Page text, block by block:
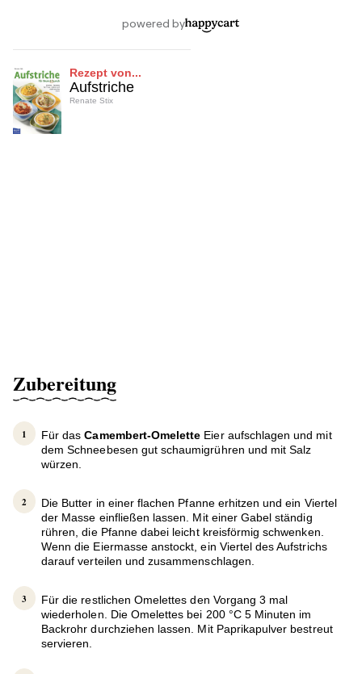
Rezept von...
Aufstriche
Renate Stix
Zubereitung
Für das Camembert-Omelette Eier aufschlagen und mit
dem Schneebesen gut schaumigrühren und mit Salz
würzen.
Die Butter in einer flachen Pfanne erhitzen und ein Viertel
der Masse einfließen lassen. Mit einer Gabel ständig
rühren, die Pfanne dabei leicht kreisförmig schwenken.
Wenn die Eiermasse anstockt, ein Viertel des Aufstrichs
darauf verteilen und zusammenschlagen.
Für die restlichen Omelettes den Vorgang 3 mal
wiederholen. Die Omelettes bei 200 °C 5 Minuten im
Backrohr durchziehen lassen. Mit Paprikapulver bestreut
servieren.